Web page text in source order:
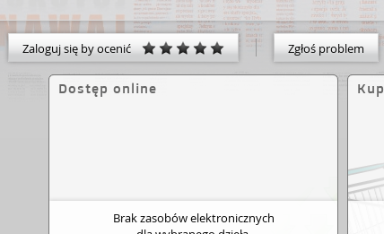
Zaloguj się by ocenić Zgłoś problem
Dostęp online
Brak zasobów elektronicznych
Kup